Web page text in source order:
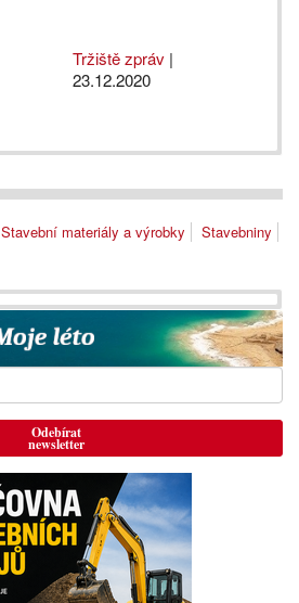
Tržiště zpráv |
23.12.2020
Stavební materiály a výrobky
Stavebniny
Odebírat
newsletter